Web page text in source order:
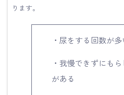
ります。
・尿をする回数が多
・我慢できずにも
がある